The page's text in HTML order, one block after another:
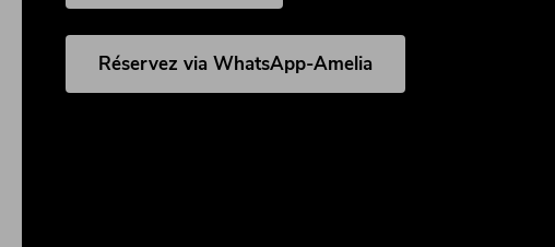
Réservez via WhatsApp-Amelia